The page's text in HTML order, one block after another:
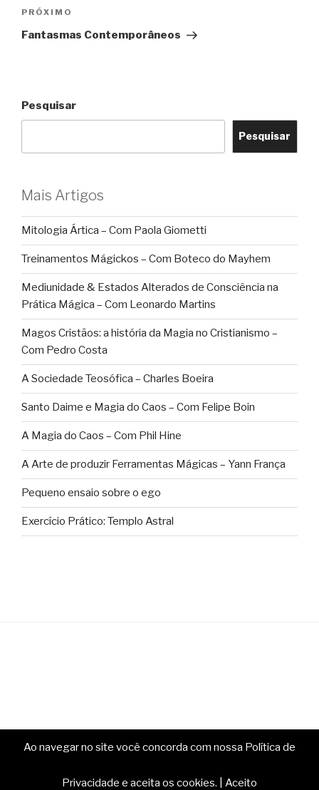
Próximo
post
PRÓXIMO
Fantasmas Contemporâneos
Pesquisar
Pesquisar
Mais Artigos
Mitologia Ártica – Com Paola Giometti
Treinamentos Mágickos – Com Boteco do Mayhem
Mediunidade & Estados Alterados de Consciência na
Prática Mágica – Com Leonardo Martins
Magos Cristãos: a história da Magia no Cristianismo –
Com Pedro Costa
A Sociedade Teosófica – Charles Boeira
Santo Daime e Magia do Caos – Com Felipe Boin
A Magia do Caos – Com Phil Hine
A Arte de produzir Ferramentas Mágicas – Yann França
Pequeno ensaio sobre o ego
Exercício Prático: Templo Astral
Ao navegar no site você concorda com nossa Política de
Privacidade e aceita os cookies. Aceito
reservados.